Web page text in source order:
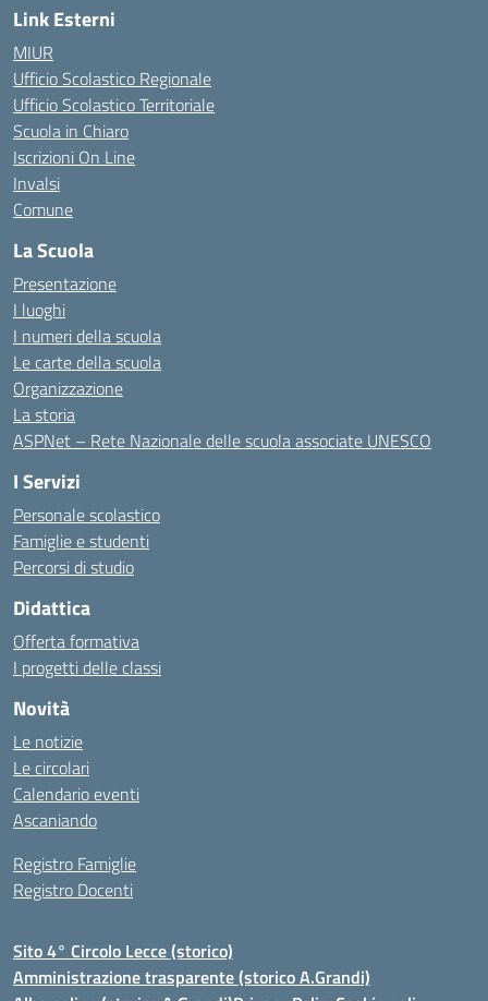
Link Esterni
MIUR
Ufficio Scolastico Regionale
Ufficio Scolastico Territoriale
Scuola in Chiaro
Iscrizioni On Line
Invalsi
Comune
La Scuola
Presentazione
I luoghi
I numeri della scuola
Le carte della scuola
Organizzazione
La storia
ASPNet – Rete Nazionale delle scuola associate UNESCO
I Servizi
Personale scolastico
Famiglie e studenti
Percorsi di studio
Didattica
Offerta formativa
I progetti delle classi
Novità
Le notizie
Le circolari
Calendario eventi
Ascaniando
Registro Famiglie
Registro Docenti
Sito 4° Circolo Lecce (storico)
Amministrazione trasparente (storico A.Grandi)